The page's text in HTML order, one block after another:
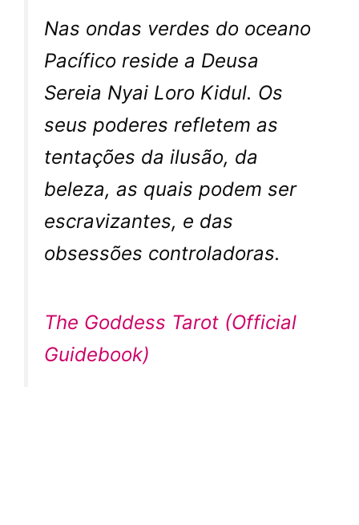
Nas ondas verdes do oceano
Pacífico reside a Deusa
Sereia Nyai Loro Kidul. Os
seus poderes refletem as
tentações da ilusão, da
beleza, as quais podem ser
escravizantes, e das
obsessões controladoras.
The Goddess Tarot (Official
Guidebook)